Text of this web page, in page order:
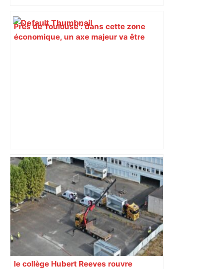
Près de Toulouse : dans cette zone
économique, un axe majeur va être
Prévisions météo du jeudi 7 mai 2026 à
Toulouse – 20 Minutes
le collège Hubert Reeves rouvre